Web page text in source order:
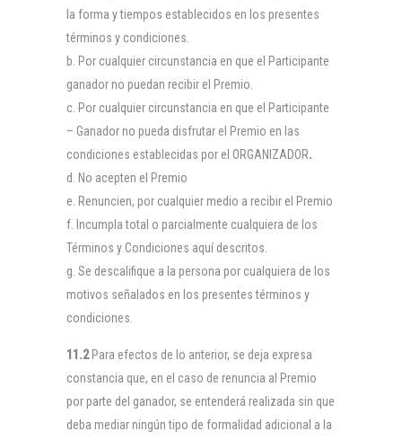
la forma y tiempos establecidos en los presentes
términos y condiciones.
Por cualquier circunstancia en que el Participante
ganador no puedan recibir el Premio.
Por cualquier circunstancia en que el Participante
– Ganador no pueda disfrutar el Premio en las
condiciones establecidas por el ORGANIZADOR.
No acepten el Premio
Renuncien, por cualquier medio a recibir el Premio
Incumpla total o parcialmente cualquiera de los
Términos y Condiciones aquí descritos.
Se descalifique a la persona por cualquiera de los
motivos señalados en los presentes términos y
condiciones.
11.2Para efectos de lo anterior, se deja expresa
constancia que, en el caso de renuncia al Premio
por parte del ganador, se entenderá realizada sin que
deba mediar ningún tipo de formalidad adicional a la